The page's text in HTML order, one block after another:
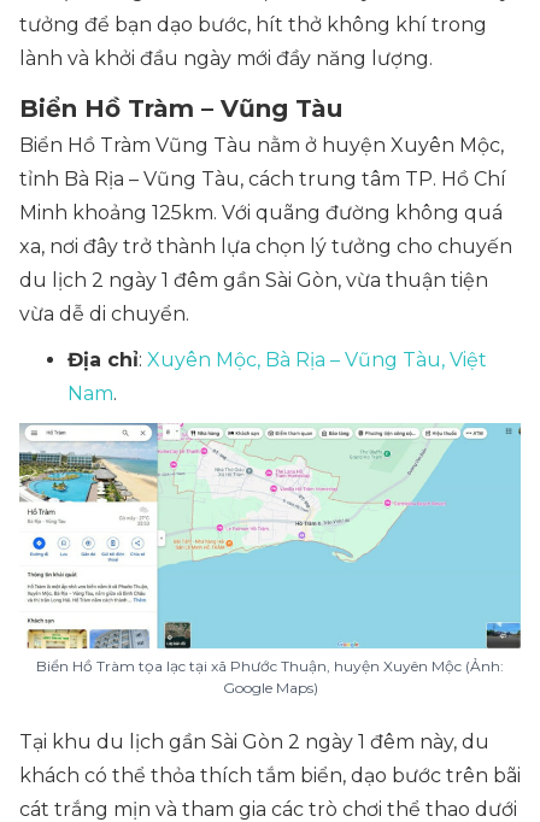
tưởng để bạn dạo bước, hít thở không khí trong
lành và khởi đầu ngày mới đầy năng lượng.
Biển Hồ Tràm – Vũng Tàu
Biển Hồ Tràm Vũng Tàu nằm ở huyện Xuyên Mộc,
tỉnh Bà Rịa – Vũng Tàu, cách trung tâm TP. Hồ Chí
Minh khoảng 125km. Với quãng đường không quá
xa, nơi đây trở thành lựa chọn lý tưởng cho chuyến
du lịch 2 ngày 1 đêm gần Sài Gòn, vừa thuận tiện
vừa dễ di chuyển.
Địa chỉ: Xuyên Mộc, Bà Rịa – Vũng Tàu, Việt
Nam.
Biển Hồ Tràm tọa lạc tại xã Phước Thuận, huyện Xuyên Mộc (Ảnh:
Google Maps)
Tại khu du lịch gần Sài Gòn 2 ngày 1 đêm này, du
khách có thể thỏa thích tắm biển, dạo bước trên bãi
cát trắng mịn và tham gia các trò chơi thể thao dưới